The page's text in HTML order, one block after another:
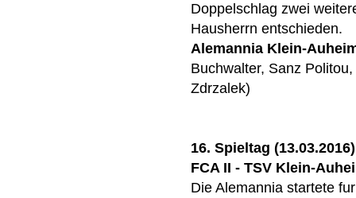
Doppelschlag zwei
Hausherrn entschieden.
Alemannia Klein-
Buchwalter, Sanz
Zdrzalek)
16. Spieltag (13.03.2016)
FCA II - TSV Klein-
Die Alemannia startete